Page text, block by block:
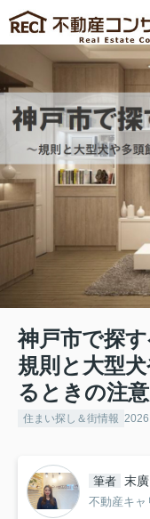
神戸市で探
規則と大型
るときの注
住まい探し＆街情報
筆者 末
不動産キャ